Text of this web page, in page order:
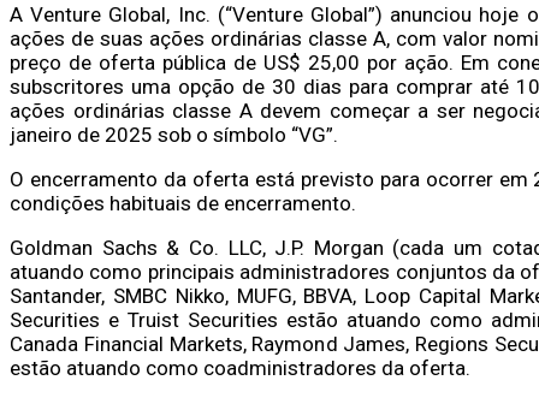
A Venture Global, Inc. (“Venture Global”) anunciou
ações de suas ações ordinárias classe A, com valor
preço de oferta pública de US$ 25,00 por ação. Em
subscritores uma opção de 30 dias para comprar até
ações ordinárias classe A devem começar a ser
janeiro de 2025 sob o símbolo “VG”.
O encerramento da oferta está previsto para ocorrer
condições habituais de encerramento.
Goldman Sachs & Co. LLC, J.P. Morgan (cada um
atuando como principais administradores conjuntos da
Santander, SMBC Nikko, MUFG, BBVA, Loop Capital
Securities e Truist Securities estão atuando como
Canada Financial Markets, Raymond James, Regions
estão atuando como coadministradores da oferta.